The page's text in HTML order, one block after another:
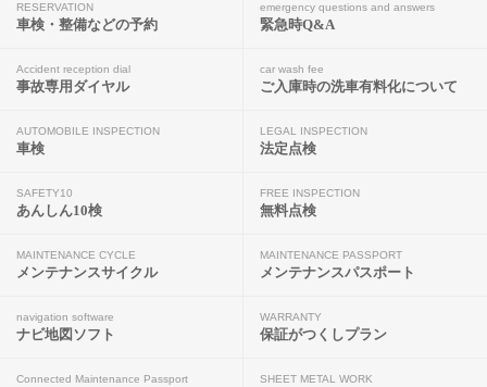
RESERVATION
車検・整備などの予約
emergency questions and answers
緊急時Q&A
Accident reception dial
事故専用ダイヤル
car wash fee
ご入庫時の洗車有料化について
AUTOMOBILE INSPECTION
車検
LEGAL INSPECTION
法定点検
SAFETY10
あんしん10検
FREE INSPECTION
無料点検
MAINTENANCE CYCLE
メンテナンスサイクル
MAINTENANCE PASSPORT
メンテナンスパスポート
navigation software
ナビ地図ソフト
WARRANTY
保証がつくしプラン
Connected Maintenance Passport SHEET METAL WORK